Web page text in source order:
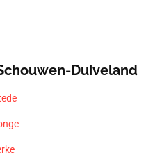
Duiveland